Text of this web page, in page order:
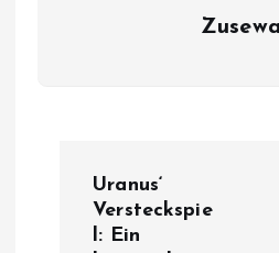
Uranus‘
Versteckspie
l: Ein